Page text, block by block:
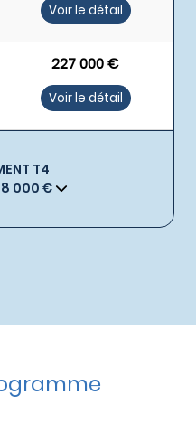
Voir le détail
227 000 €
Voir le détail
T4
000 €